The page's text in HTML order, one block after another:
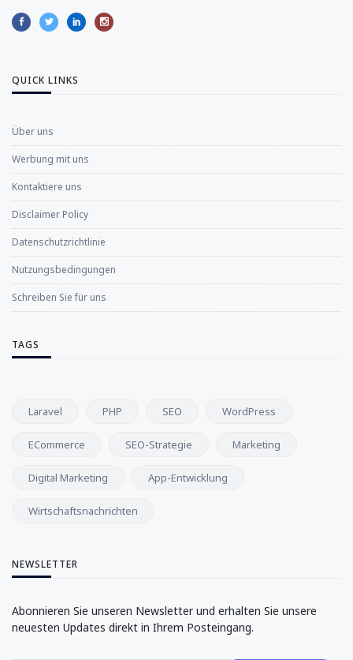
QUICK LINKS
Über uns
Werbung mit uns
Kontaktiere uns
Disclaimer Policy
Datenschutzrichtlinie
Nutzungsbedingungen
Schreiben Sie für uns
TAGS
Laravel PHP SEO WordPress
ECommerce SEO-Strategie Marketing
Digital Marketing App-Entwicklung
Wirtschaftsnachrichten
NEWSLETTER
Abonnieren Sie unseren Newsletter und erhalten Sie unsere
neuesten Updates direkt in Ihrem Posteingang.